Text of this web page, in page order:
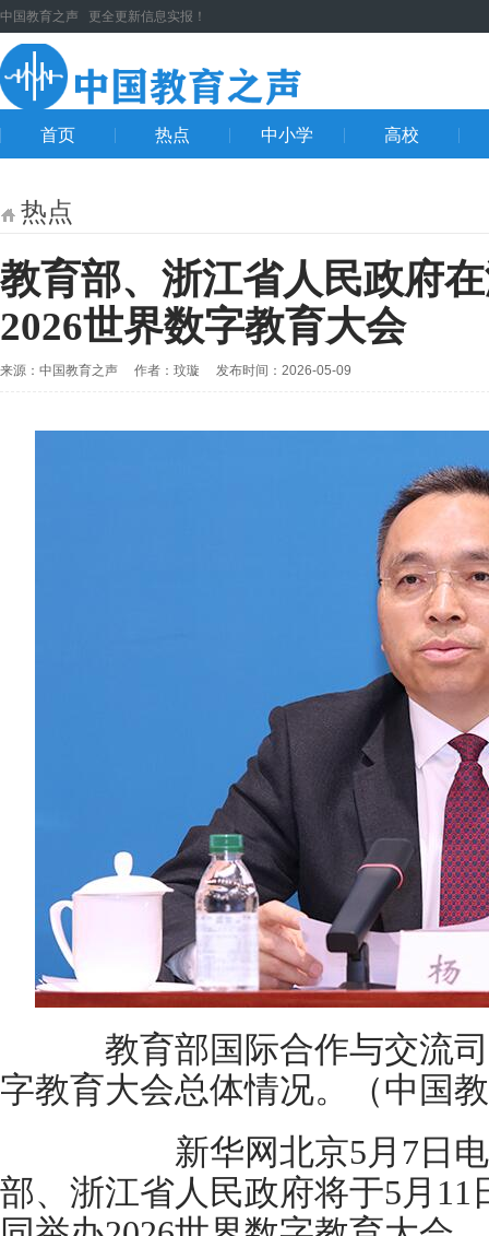
中国教育之声 更全更新信息实报！
首页 热点 中小学 高校
热点
教育部、浙江省人民政府
2026世界数字教育大会
来源：中国教育之声 作者：玟璇 发布时间：2026-05-09
教育部国际合作与交流司
字教育大会总体情况。（中国
新华网北京5月7日电
部、浙江省人民政府将于5月11